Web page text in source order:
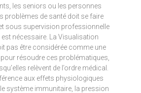
les seniors ou les personnes
problèmes de santé doit se faire
sous supervision professionnelle
est nécessaire. La Visualisation
pas être considérée comme une
résoudre ces problématiques,
relèvent de l’ordre médical.
aux effets physiologiques
système immunitaire, la pression